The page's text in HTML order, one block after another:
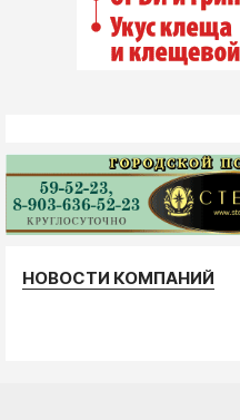
НОВОСТИ КОМПАНИЙ